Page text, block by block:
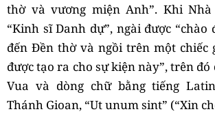
thờ và vương miện Anh”. Khi
“Kinh sĩ Danh dự”, ngài được
đến Đền thờ và ngồi trên một chiếc
được tạo ra cho sự kiện này”, trên
Vua và dòng chữ bằng tiếng
Thánh Gioan, “Ut unum sint” (“Xin